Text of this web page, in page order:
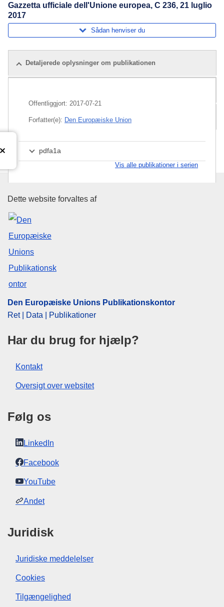
Gazzetta ufficiale dell'Unione europea, C 236, 21 luglio
2017
Sådan henviser du
Detaljerede oplysninger om publikationen
Pakke
Offentliggjort: 2017-07-21
Forfatter(e): Den Europæiske Union
pdfa1a
Vis alle publikationer i serien
Den Europæiske Unions
Dette website forvaltes af
Den Europæiske Unions Publikationskontor
Ret | Data | Publikationer
Har du brug for hjælp?
Kontakt
Oversigt over websitet
Følg os
LinkedIn
Facebook
YouTube
Andet
Juridisk
Juridiske meddelelser
Cookies
Tilgængelighed